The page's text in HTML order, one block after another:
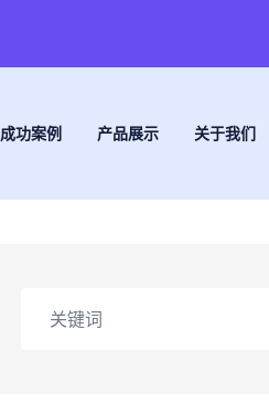
成功案例 产品展示 关于我们